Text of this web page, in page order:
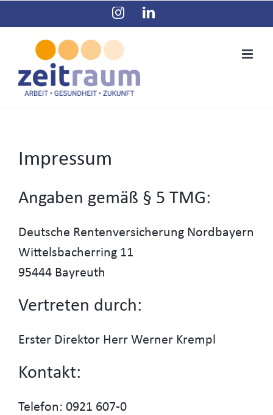
Inhalt
springen
InstagramLinkedIn
Impressum
Angaben gemäß § 5 TMG:
Deutsche Rentenversicherung Nordbayern
Wittelsbacherring 11
95444 Bayreuth
Vertreten durch:
Erster Direktor Herr Werner Krempl
Kontakt:
Telefon: 0921 607-0